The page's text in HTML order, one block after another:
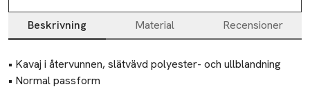
Beskrivning Material Recensioner
Beskrivning
• Kavaj i återvunnen, slätvävd polyester- och ullblandning
• Normal passform